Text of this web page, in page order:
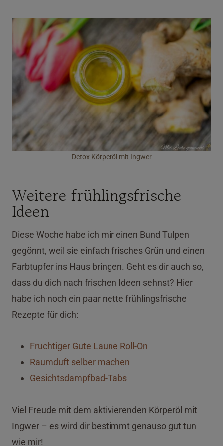
Detox Körperöl mit Ingwer
Weitere frühlingsfrische
Ideen
Diese Woche habe ich mir einen Bund Tulpen
gegönnt, weil sie einfach frisches Grün und einen
Farbtupfer ins Haus bringen. Geht es dir auch so,
dass du dich nach frischen Ideen sehnst? Hier
habe ich noch ein paar nette frühlingsfrische
Rezepte für dich:
Fruchtiger Gute Laune Roll-On
Raumduft selber machen
Gesichtsdampfbad-Tabs
Viel Freude mit dem aktivierenden Körperöl mit
Ingwer – es wird dir bestimmt genauso gut tun
wie mir!